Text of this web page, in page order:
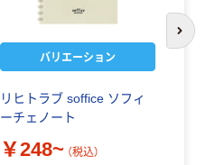
バリエーション
リヒトラブ soffice ソフィ
ーチェノート
￥248~ （税込）
次